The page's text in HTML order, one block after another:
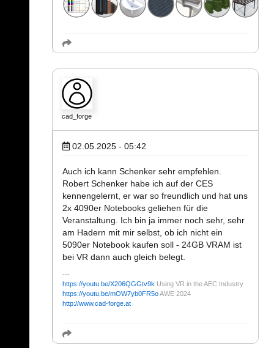
cad_forge
02.05.2025 - 05:42
Auch ich kann Schenker sehr empfehlen.
Robert Schenker habe ich auf der CES
kennengelernt, er war so freundlich und hat uns
2x 4090er Notebooks geliehen für die
Veranstaltung. Ich bin ja immer noch sehr, sehr
am Hadern mit mir selbst, ob ich nicht ein
5090er Notebook kaufen soll - 24GB VRAM ist
bei VR dann auch gleich belegt.
https://youtu.be/X206QGGtv9k Using VR in the AEC Industry
https://youtu.be/mOW7yb0FR5oAWE 2024
http://www.cad-forge.at